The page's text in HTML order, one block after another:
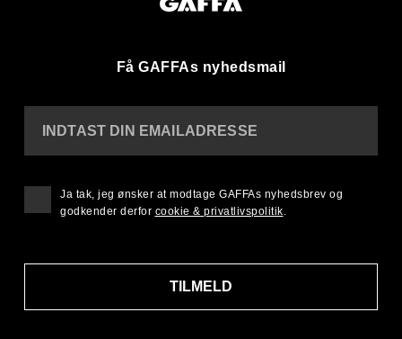
Få GAFFAs nyhedsmail
INDTAST DIN EMAILADRESSE
TILMELD
Ja tak, jeg ønsker at modtage GAFFAs nyhedsbrev og
godkender derfor cookie & privatlivspolitik.